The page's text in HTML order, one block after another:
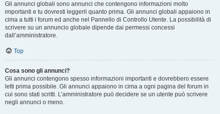
Gli annunci globali sono annunci che contengono informazioni molto
importanti e tu dovresti leggerli quanto prima. Gli annunci globali appaiono in
cima a tutti i forum ed anche nel Pannello di Controllo Utente. La possibilità di
scrivere su un annuncio globale dipende dai permessi concessi
dall’amministratore.
Top
Cosa sono gli annunci?
Gli annunci contengono spesso informazioni importanti e dovrebbero essere
letti prima possibile. Gli annunci appaiono in cima a ogni pagina del forum in
cui sono stati scritti. L’amministratore può decidere se un utente può scrivere
negli annunci o meno.